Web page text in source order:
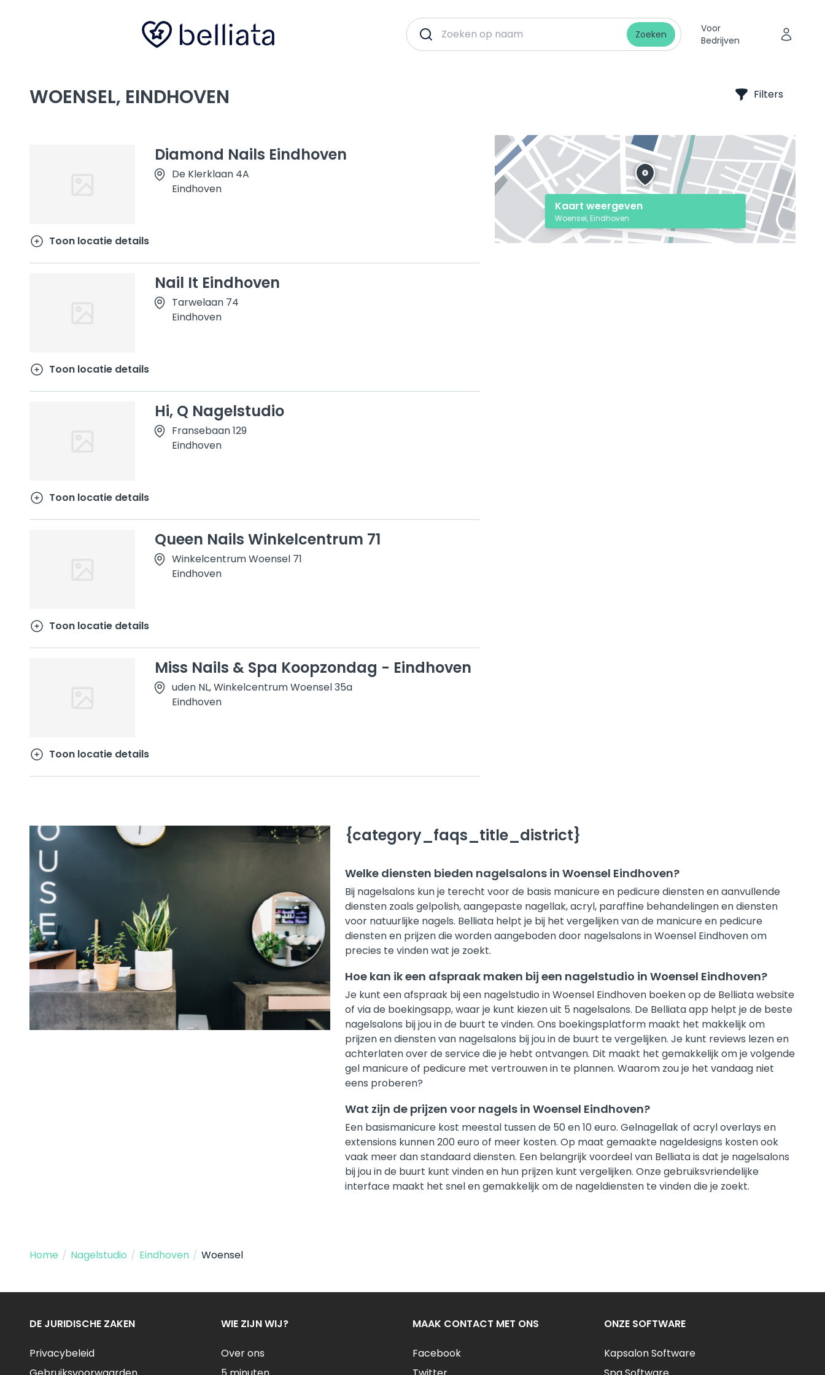
Zoeken
Voor
Bedrijven
WOENSEL, EINDHOVEN Filters
Diamond Nails Eindhoven
De Klerklaan 4A
Eindhoven
Toon locatie details
Nail It Eindhoven
Tarwelaan 74
Eindhoven
Toon locatie details
Hi, Q Nagelstudio
Fransebaan 129
Eindhoven
Toon locatie details
Queen Nails Winkelcentrum 71
Winkelcentrum Woensel 71
Eindhoven
Toon locatie details
Miss Nails & Spa ️Koopzondag - Eindhoven
uden NL, Winkelcentrum Woensel 35a
Eindhoven
Toon locatie details
Kaart weergeven
Woensel, Eindhoven
{category_faqs_title_district}
Welke diensten bieden nagelsalons in Woensel Eindhoven?
Bij nagelsalons kun je terecht voor de basis manicure en pedicure diensten en aanvullende
diensten zoals gelpolish, aangepaste nagellak, acryl, paraffine behandelingen en diensten
voor natuurlijke nagels. Belliata helpt je bij het vergelijken van de manicure en pedicure
diensten en prijzen die worden aangeboden door nagelsalons in Woensel Eindhoven om
precies te vinden wat je zoekt.
Hoe kan ik een afspraak maken bij een nagelstudio in Woensel Eindhoven?
Je kunt een afspraak bij een nagelstudio in Woensel Eindhoven boeken op de Belliata website
of via de boekingsapp, waar je kunt kiezen uit 5 nagelsalons. De Belliata app helpt je de beste
nagelsalons bij jou in de buurt te vinden. Ons boekingsplatform maakt het makkelijk om
prijzen en diensten van nagelsalons bij jou in de buurt te vergelijken. Je kunt reviews lezen en
achterlaten over de service die je hebt ontvangen. Dit maakt het gemakkelijk om je volgende
gel manicure of pedicure met vertrouwen in te plannen. Waarom zou je het vandaag niet
eens proberen?
Wat zijn de prijzen voor nagels in Woensel Eindhoven?
Een basismanicure kost meestal tussen de 50 en 10 euro. Gelnagellak of acryl overlays en
extensions kunnen 200 euro of meer kosten. Op maat gemaakte nageldesigns kosten ook
vaak meer dan standaard diensten. Een belangrijk voordeel van Belliata is dat je nagelsalons
bij jou in de buurt kunt vinden en hun prijzen kunt vergelijken. Onze gebruiksvriendelijke
interface maakt het snel en gemakkelijk om de nageldiensten te vinden die je zoekt.
Home / Nagelstudio / Eindhoven / Woensel
DE JURIDISCHE ZAKEN
Privacybeleid
WIE ZIJN WIJ?
Over ons
MAAK CONTACT MET ONS
Facebook
ONZE SOFTWARE
Kapsalon Software